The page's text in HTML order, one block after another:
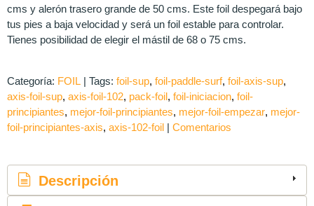
cms y alerón trasero grande de 50 cms. Este foil despegará bajo
tus pies a baja velocidad y será un foil estable para controlar.
Tienes posibilidad de elegir el mástil de 68 o 75 cms.
Categoría: FOIL | Tags: foil-sup foil-paddle-surf foil-axis-sup
axis-foil-sup axis-foil-102 pack-foil foil-iniciacion foil-
principiantes mejor-foil-principiantes mejor-foil-empezar mejor-
foil-principiantes-axis axis-102-foil | Comentarios
Descripción